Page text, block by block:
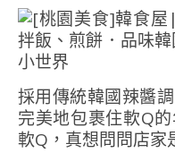
採用傳統韓國辣醬
完美地包裹住軟Q
軟Q，真想問問店家